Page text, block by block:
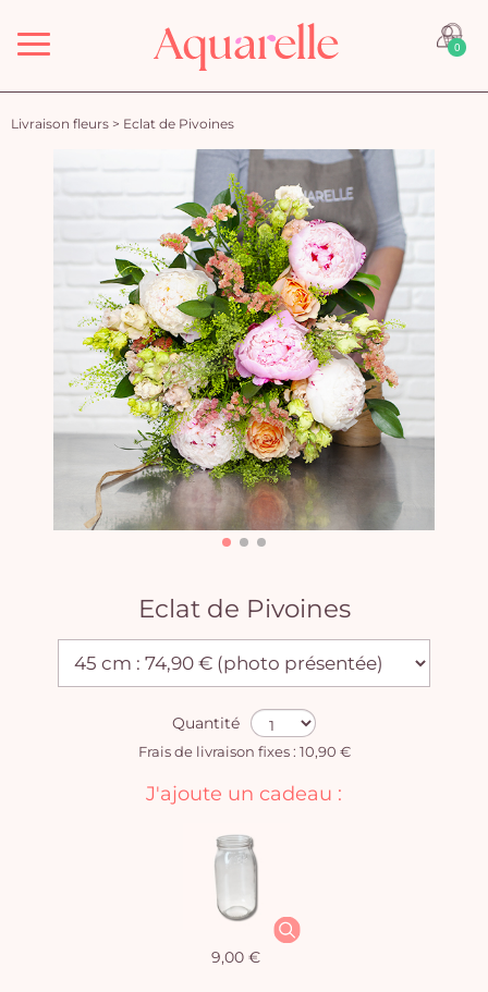
Menu 0
Livraison fleurs > Eclat de Pivoines
Eclat de Pivoines
Quantité
Frais de livraison fixes : 10,90 €
J'ajoute un cadeau :
9,00 €